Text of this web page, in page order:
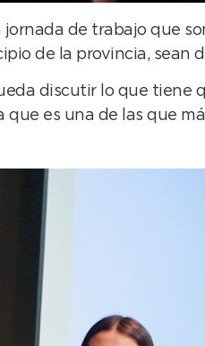
jornada de trabajo que
de la provincia, sean
discutir lo que tiene
es una de las que